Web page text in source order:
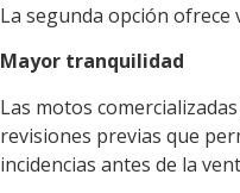
La segunda opción
Mayor tranquilidad
Las motos
revisiones previas que
incidencias antes de la